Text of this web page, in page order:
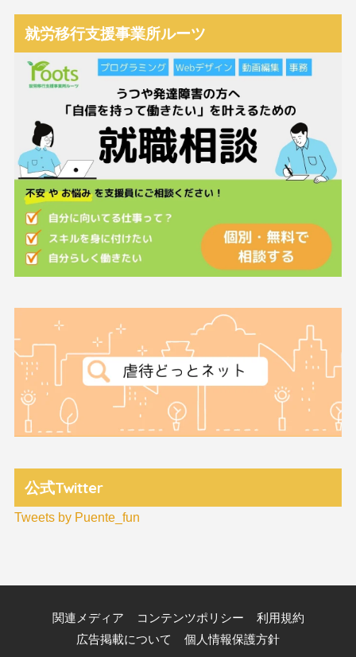
就労移行支援事業所ルーツ
公式Twitter
Tweets by Puente_fun
関連メディア コンテンツポリシー
利用規約
広告掲載について
個人情報保護方針